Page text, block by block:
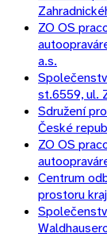
ZO OS
a.s.
st.6559, ul.
Sdružení
České
ZO OS
Centrum
prostoru